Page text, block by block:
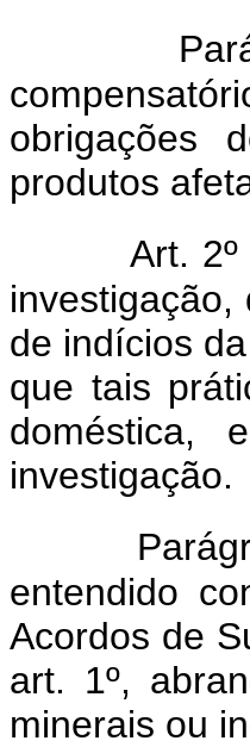
obrigações
produtos
Art.
de indícios
que tais
doméstica,
investigação.
entendido
Acordos de
art. 1º,
minerais ou